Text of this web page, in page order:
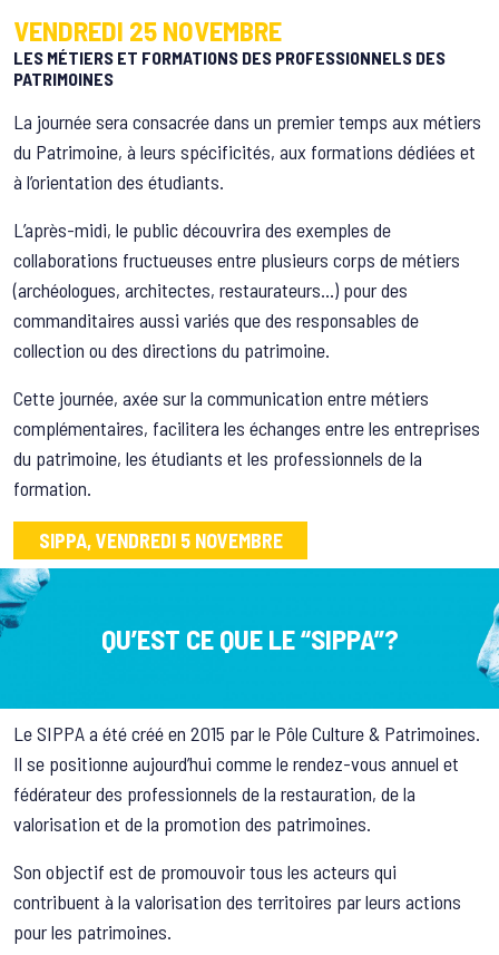
VENDREDI 25 NOVEMBRE
LES MÉTIERS ET FORMATIONS DES PROFESSIONNELS DES
PATRIMOINES
La journée sera consacrée dans un premier temps aux métiers
du Patrimoine, à leurs spécificités, aux formations dédiées et
à l’orientation des étudiants.
L’après-midi, le public découvrira des exemples de
collaborations fructueuses entre plusieurs corps de métiers
(archéologues, architectes, restaurateurs…) pour des
commanditaires aussi variés que des responsables de
collection ou des directions du patrimoine.
Cette journée, axée sur la communication entre métiers
complémentaires, facilitera les échanges entre les entreprises
du patrimoine, les étudiants et les professionnels de la
formation.
SIPPA, VENDREDI 5 NOVEMBRE
QU’EST CE QUE LE “SIPPA”?
Le SIPPA a été créé en 2015 par le Pôle Culture & Patrimoines.
Il se positionne aujourd’hui comme le rendez-vous annuel et
fédérateur des professionnels de la restauration, de la
valorisation et de la promotion des patrimoines.
Son objectif est de promouvoir tous les acteurs qui
contribuent à la valorisation des territoires par leurs actions
pour les patrimoines.